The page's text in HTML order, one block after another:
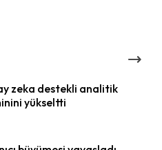
zeka destekli analitik
yükseltti